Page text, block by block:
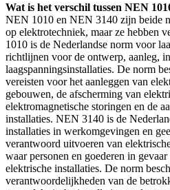
Wat is het verschil tussen NEN
NEN 1010 en NEN 3140 zijn beide
op elektrotechniek, maar ze hebben
1010 is de Nederlandse norm voor
richtlijnen voor de ontwerp, aanleg,
laagspanningsinstallaties. De norm
vereisten voor het aanleggen van
gebouwen, de afscherming van
elektromagnetische storingen en de
installaties. NEN 3140 is de
installaties in werkomgevingen en
verantwoord uitvoeren van
waar personen en goederen in
elektrische installaties. De norm
verantwoordelijkheden van de